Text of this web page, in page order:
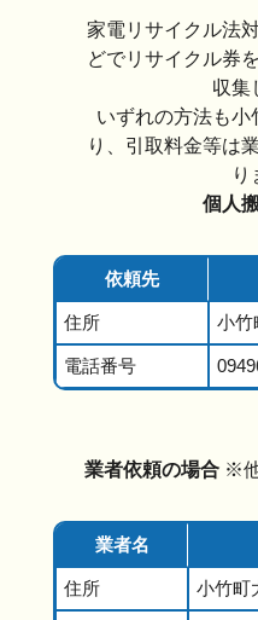
家電リサイクル法
どでリサイクル券
収集
いずれの方法も小
り、引取料金等は
り
個人
依頼先
住所 小竹
電話番号
業者依頼の場合 ※
業者名
住所 小竹町